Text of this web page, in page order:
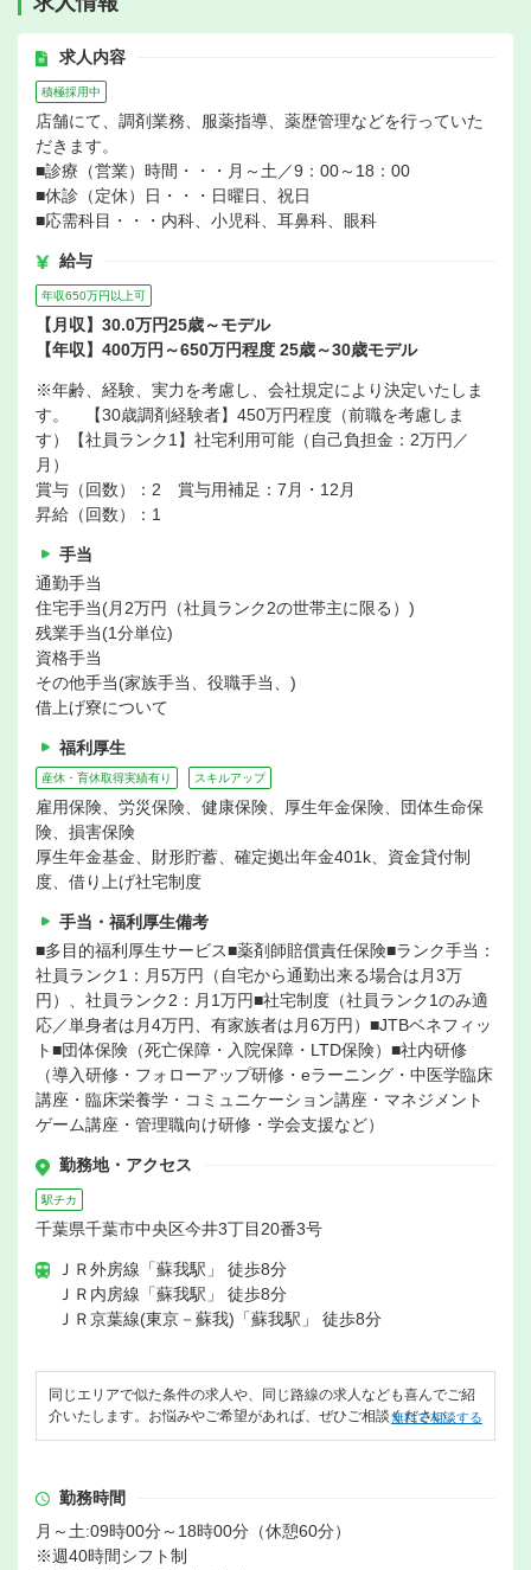
求人内容
積極採用中
店舗にて、調剤業務、服薬指導、薬歴管理などを行っていた
だきます。
■診療（営業）時間・・・月～土／9：00～18：00
■休診（定休）日・・・日曜日、祝日
■応需科目・・・内科、小児科、耳鼻科、眼科
給与
年収650万円以上可
【月収】30.0万円25歳～モデル
【年収】400万円～650万円程度 25歳～30歳モデル
※年齢、経験、実力を考慮し、会社規定により決定いたしま
す。 【30歳調剤経験者】450万円程度（前職を考慮しま
す）【社員ランク1】社宅利用可能（自己負担金：2万円／
月）
賞与（回数）：2 賞与用補足：7月・12月
昇給（回数）：1
手当
通勤手当
住宅手当(月2万円（社員ランク2の世帯主に限る）)
残業手当(1分単位)
資格手当
その他手当(家族手当、役職手当、)
借上げ寮について
福利厚生
産休・育休取得実績有り スキルアップ
雇用保険、労災保険、健康保険、厚生年金保険、団体生命保
険、損害保険
厚生年金基金、財形貯蓄、確定拠出年金401k、資金貸付制
度、借り上げ社宅制度
手当・福利厚生備考
■多目的福利厚生サービス■薬剤師賠償責任保険■ランク手当：
社員ランク1：月5万円（自宅から通勤出来る場合は月3万
円）、社員ランク2：月1万円■社宅制度（社員ランク1のみ適
応／単身者は月4万円、有家族者は月6万円）■JTBベネフィッ
ト■団体保険（死亡保障・入院保障・LTD保険）■社内研修
（導入研修・フォローアップ研修・eラーニング・中医学臨床
講座・臨床栄養学・コミュニケーション講座・マネジメント
ゲーム講座・管理職向け研修・学会支援など）
勤務地・アクセス
駅チカ
千葉県千葉市中央区今井3丁目20番3号
ＪＲ外房線「蘇我駅」 徒歩8分
ＪＲ内房線「蘇我駅」 徒歩8分
ＪＲ京葉線(東京－蘇我)「蘇我駅」 徒歩8分
同じエリアで似た条件の求人や、同じ路線の求人なども喜んでご紹
介いたします。お悩みやご希望があれば、ぜひご相談ください。
無料で相談する
勤務時間
月～土:09時00分～18時00分（休憩60分）
※週40時間シフト制